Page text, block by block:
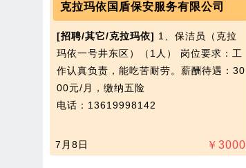
克拉玛依国盾保安服务有限公司
[招聘/其它/克拉玛依] 1、保洁员（克拉
玛依一号井东区）（1人） 岗位要求：工
作认真负责，能吃苦耐劳。薪酬待遇：30
00元/月，缴纳五险
电话：13619998142
￥ 3000
7月8日